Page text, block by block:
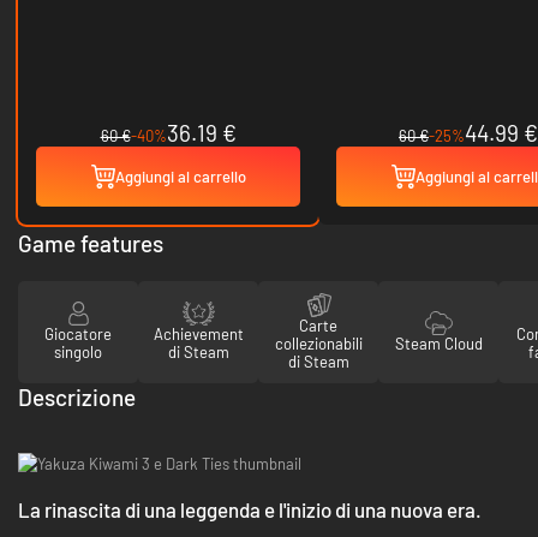
60 €-40%36.19 €
Aggiungi al carrello
60 €-25%44.99 €
Aggiungi al
Game features
Giocatore
singolo
Achievement
di Steam
Carte
collezionabili
di Steam
Steam Cloud
Descrizione
La rinascita di una leggenda e l'inizio di una nuova era.